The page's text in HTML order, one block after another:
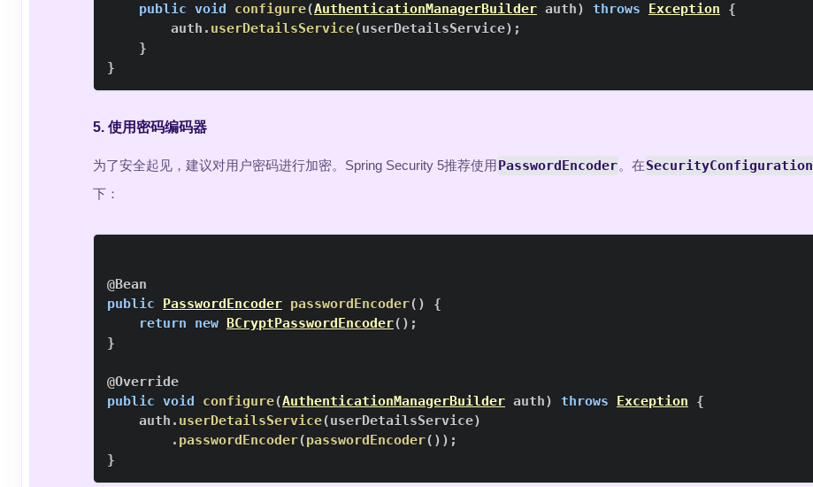
public void configure(AuthenticationManagerBuilder auth) throws Exception
{
        auth
. userDetailsService(userDetailsService) ;
}
}
5. 使用密码编码器
为了安全起见，建议对用户密码进行加密。Spring Security 5推荐使用 PasswordEncoder。在SecurityConfiguration
下：
@Bean
public
PasswordEncoder passwordEncoder( )
{
return
new BCryptPasswordEncoder( ) ;
}
@Override
public void configure(AuthenticationManagerBuilder auth) throws Exception
{
    auth
. userDetailsService(userDetailsService)
. passwordEncoder(passwordEncoder( ) ) ;
}